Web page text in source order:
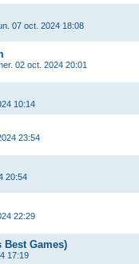
07 oct. 2024 18:08
02 oct. 2024 20:01
10:14
23:54
20:54
22:29
Best Games)
17:19